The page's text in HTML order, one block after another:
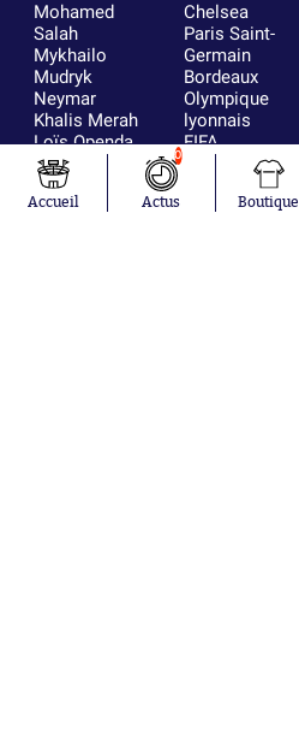
Mohamed
Salah
Mykhailo
Mudryk
Neymar
Khalis Merah
Loïs Openda
Moussa
Niakhaté
Nicolás
Chelsea
Paris Saint-
Germain
Bordeaux
Olympique
lyonnais
FIFA
Real Madrid
RC Strasbourg
AC Milan
Accueil
0
Actus Boutique